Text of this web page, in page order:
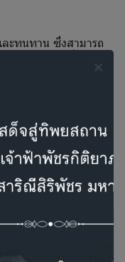
ะทนทาน ซึ่งสามารถ
ดเร็ว โพรบเชื่อมต่อ
บนคอมพิวเตอร์ของคุณ
ายโอนผลการตรวจไป
คุณได้ ด้วยคุณสมบัติ
รวจที่กำลังดำเนินการ